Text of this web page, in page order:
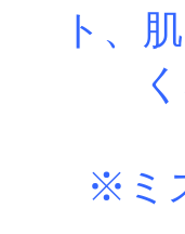
ト、
※ミ